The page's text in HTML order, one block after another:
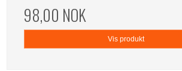
98,00 NOK
Vis produkt